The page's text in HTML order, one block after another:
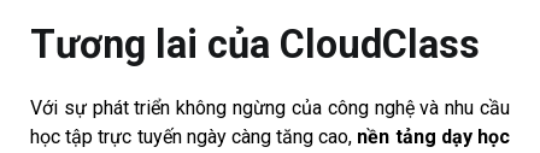
Tương lai của CloudClass
Với sự phát triển không ngừng của công nghệ và nhu cầu
học tập trực tuyến ngày càng tăng cao, nền tảng dạy học